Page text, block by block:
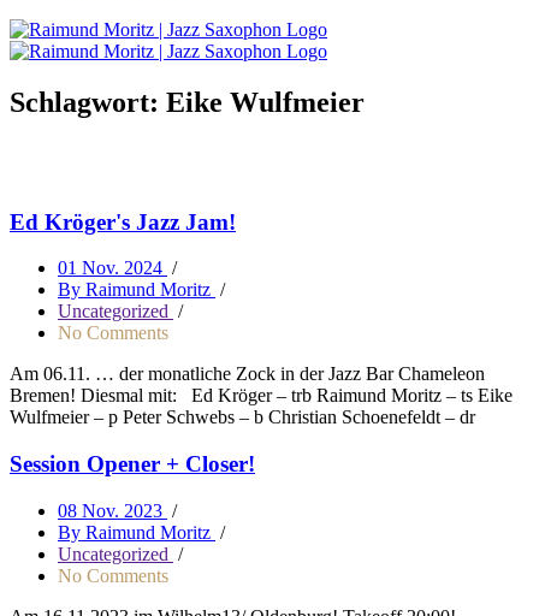
Schlagwort: Eike Wulfmeier
Ed Kröger's Jazz Jam!
01 Nov. 2024 /
By Raimund Moritz /
Uncategorized /
No Comments
Am 06.11. … der monatliche Zock in der Jazz Bar Chameleon
Bremen! Diesmal mit: Ed Kröger – trb Raimund Moritz – ts Eike
Wulfmeier – p Peter Schwebs – b Christian Schoenefeldt – dr
Session Opener + Closer!
08 Nov. 2023 /
By Raimund Moritz /
Uncategorized /
No Comments